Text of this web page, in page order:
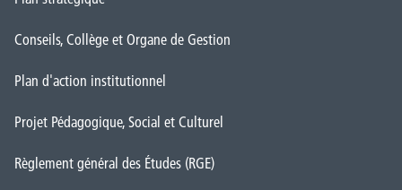
Conseils, Collège et Organe de Gestion
Plan d'action institutionnel
Projet Pédagogique, Social et Culturel
Règlement général des Études (RGE)